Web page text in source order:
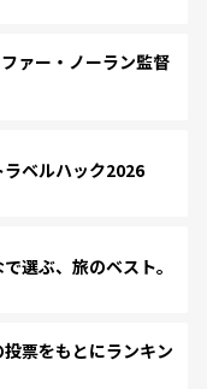
ァー・ノーラン監督
ベルハック2026
選ぶ、旅のベスト。
票をもとにランキン